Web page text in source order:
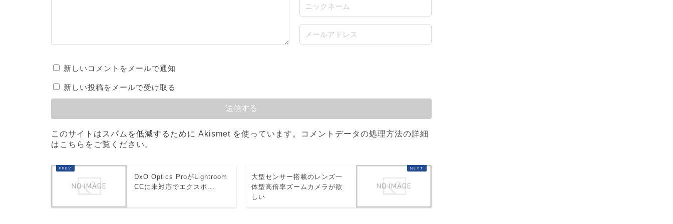
新しいコメントをメールで通知
新しい投稿をメールで受け取る
このサイトはスパムを低減するために Akismet を使っています。
コメントデータの処理方法の詳細
はこちらをご覧ください 。
DxO Optics ProがLightroom
CCに未対応でエクスポ...
大型センサー搭載のレンズ一
体型高倍率ズームカメラが欲
しい